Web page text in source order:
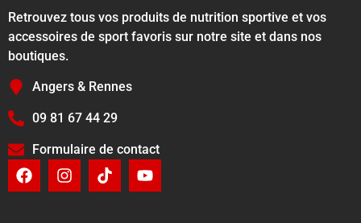
Retrouvez tous vos produits de nutrition sportive et vos
accessoires de sport favoris sur notre site et dans nos
boutiques.
Angers & Rennes
09 81 67 44 29
Formulaire de contact